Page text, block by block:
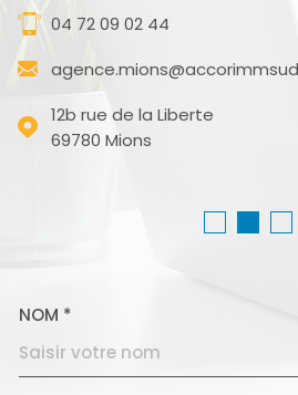
04 72 09 02 44
12b rue de la Liberte
69780
Mions
NOM *